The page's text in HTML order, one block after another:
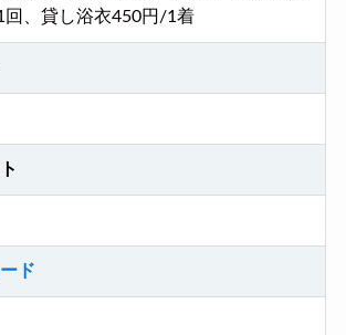
回、貸し浴衣450円/1着
ド